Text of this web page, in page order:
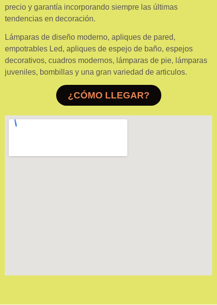
precio y garantía incorporando siempre las últimas
tendencias en decoración.
Lámparas de diseño moderno, apliques de pared,
empotrables Led, apliques de espejo de baño, espejos
decorativos, cuadros modernos, lámparas de pie, lámparas
juveniles, bombillas y una gran variedad de articulos.
¿CÓMO LLEGAR?